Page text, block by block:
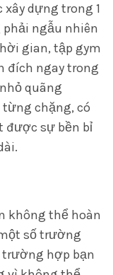
dựng trong 1
ngẫu nhiên
gian, tập gym
đích ngay trong
quãng
từng chặng, có
được sự bền bỉ
không thể hoàn
số trường
hợp bạn